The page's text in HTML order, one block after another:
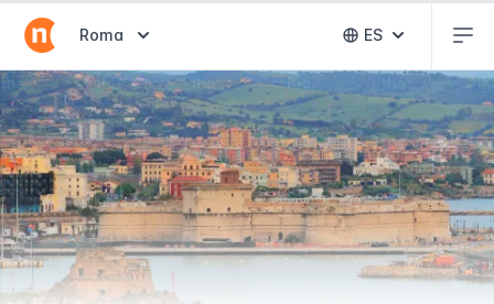
Abrir selector de destinos
Roma Abrir selector
ES